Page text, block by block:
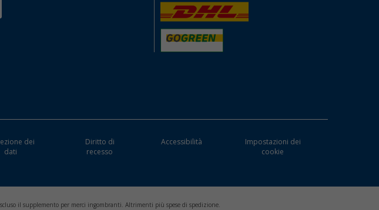
dei
dati
Diritto di
recesso
Accessibilità
Impostazioni dei
cookie
il supplemento per merci ingombranti. Altrimenti più spese di spedizione.